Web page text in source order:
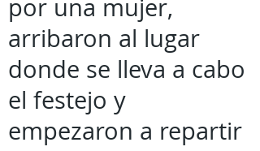
por una mujer,
arribaron al lugar
donde se lleva a cabo
el festejo y
empezaron a repartir